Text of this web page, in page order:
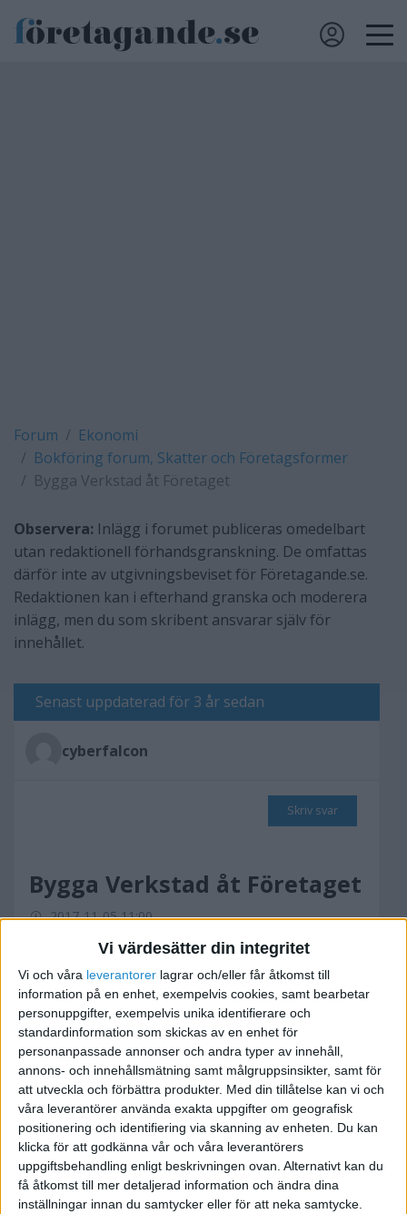
Vi värdesätter din integritet
Vi och våra leverantorer lagrar och/eller får åtkomst till
information på en enhet, exempelvis cookies, samt bearbetar
personuppgifter, exempelvis unika identifierare och
standardinformation som skickas av en enhet för
personanpassade annonser och andra typer av innehåll,
annons- och innehållsmätning samt målgruppsinsikter, samt för
att utveckla och förbättra produkter. Med din tillåtelse kan vi och
våra leverantörer använda exakta uppgifter om geografisk
positionering och identifiering via skanning av enheten. Du kan
klicka för att godkänna vår och våra leverantörers
uppgiftsbehandling enligt beskrivningen ovan. Alternativt kan du
få åtkomst till mer detaljerad information och ändra dina
inställningar innan du samtycker eller för att neka samtycke.
Forum
Ekonomi
Bokföring forum, Skatter och Företagsformer
Bygga Verkstad åt Företaget
Observera: Inlägg i forumet publiceras omedelbart
utan redaktionell förhandsgranskning. De omfattas
därför inte av utgivningsbeviset för Företagande.se.
Redaktionen kan i efterhand granska och moderera
inlägg, men du som skribent ansvarar själv för
innehållet.
Senast uppdaterad för 3 år sedan
cyberfalcon
Skriv svar
Bygga Verkstad åt Företaget
2017-11-05 11:00
Hej
Jag har ett litet AB som jag driver på sidan av min
ordinarie anställning.
Nu går det så pass bra, att jag måste börja ha en
fast lokal att ha maskiner och utrustning i .
Vilket är det bästa sättet att lösa lokalproblemet
enligt nedanstående formel:
Jag har en gård med gott om plats , vill bygga ett
garage/maskinhall